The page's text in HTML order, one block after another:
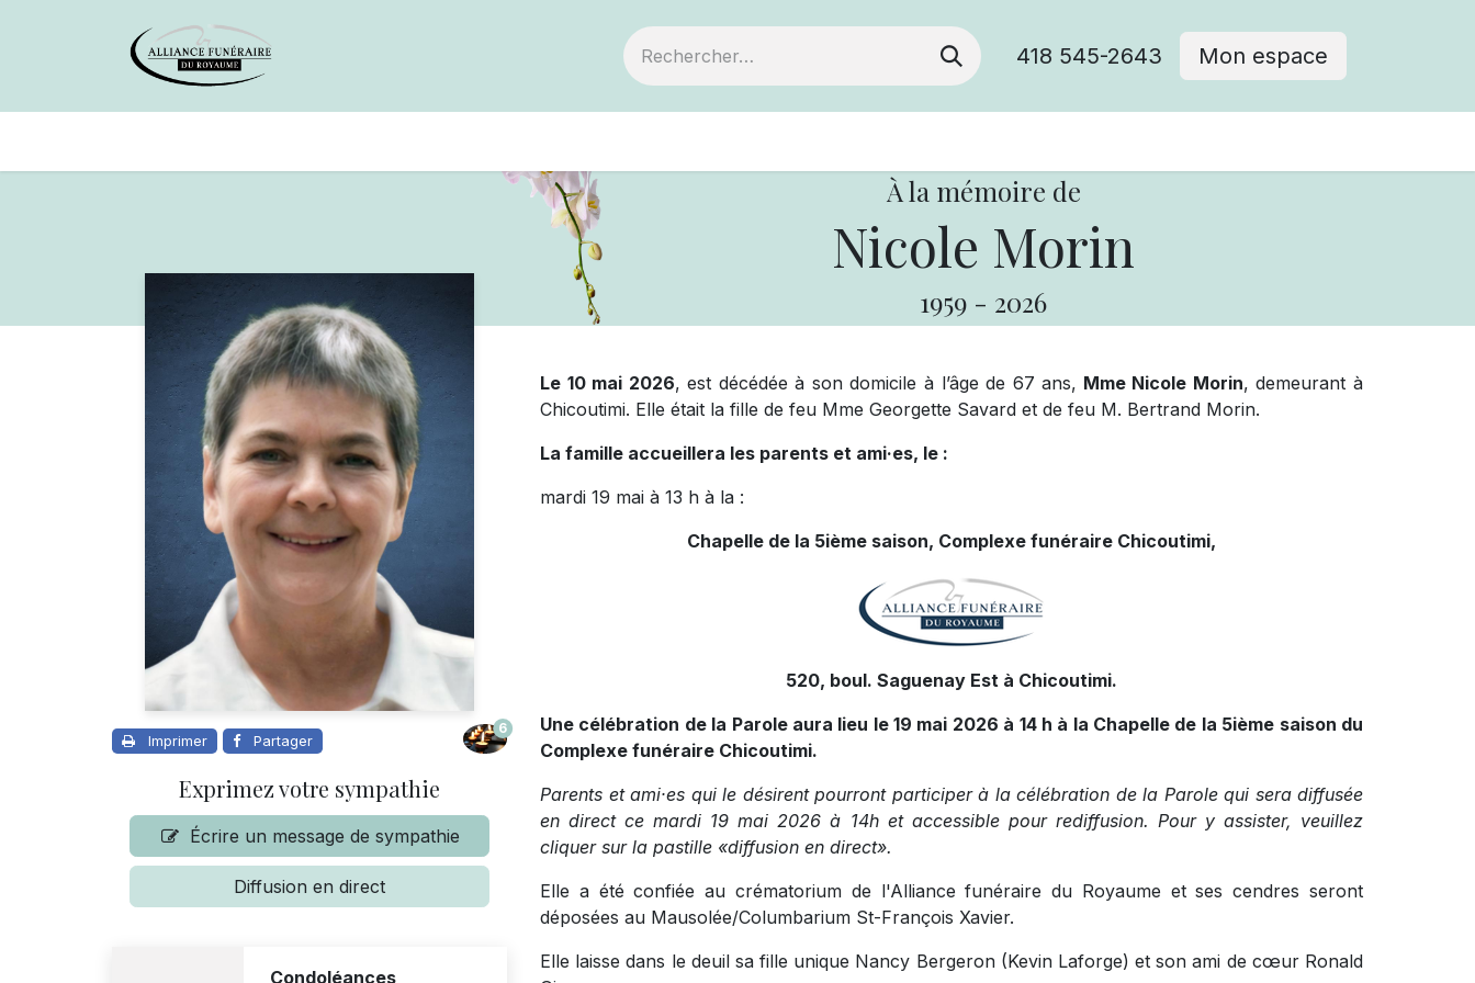
418 545-2643 Mon espace
À la mémoire de
Nicole Morin
1959 - 2026
Imprimer Partager
6
Exprimez votre sympathie
Écrire un message de sympathie
Diffusion en direct
Condoléances
Le 10 mai 2026, est décédée à son domicile à l’âge de 67 ans, Mme Nicole Morin, demeurant à
Chicoutimi. Elle était la fille de feu Mme Georgette Savard et de feu M. Bertrand Morin.
La famille accueillera les parents et ami·es, le :
mardi 19 mai à 13 h à la :
Chapelle de la 5ième saison, Complexe funéraire Chicoutimi,
520, boul. Saguenay Est à Chicoutimi.
Une célébration de la Parole aura lieu le 19 mai 2026 à 14 h à la Chapelle de la 5ième saison du
Complexe funéraire Chicoutimi.
Parents et ami·es qui le désirent pourront participer à la célébration de la Parole qui sera diffusée
en direct ce mardi 19 mai 2026 à 14h et accessible pour rediffusion. Pour y assister, veuillez
cliquer sur la pastille «diffusion en direct».
Elle a été confiée au crématorium de l'Alliance funéraire du Royaume et ses cendres seront
déposées au Mausolée/Columbarium St-François Xavier.
Elle laisse dans le deuil sa fille unique Nancy Bergeron (Kevin Laforge) et son ami de cœur Ronald